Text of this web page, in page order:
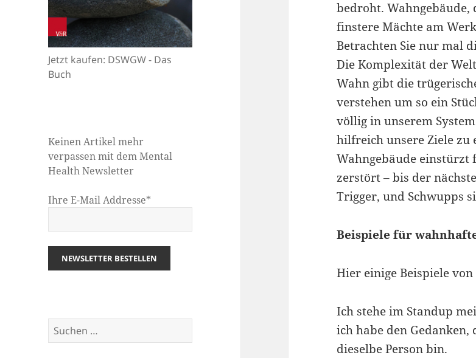
Jetzt kaufen: DSWGW - Das
Buch
Keinen Artikel mehr
verpassen mit dem Mental
Health Newsletter
Ihre E-Mail Addresse*
Suchen
nach:
bedroht. Wahngebäude,
finstere Mächte am
Betrachten Sie nur mal
Die Komplexität der
Wahn gibt die
verstehen um so ein
völlig in unserem
hilfreich unsere Ziele
Wahngebäude
zerstört – bis der
Trigger, und Schwupps
Beispiele für
Hier einige Beispiele
Ich stehe im Standup
ich habe den
dieselbe Person bin.